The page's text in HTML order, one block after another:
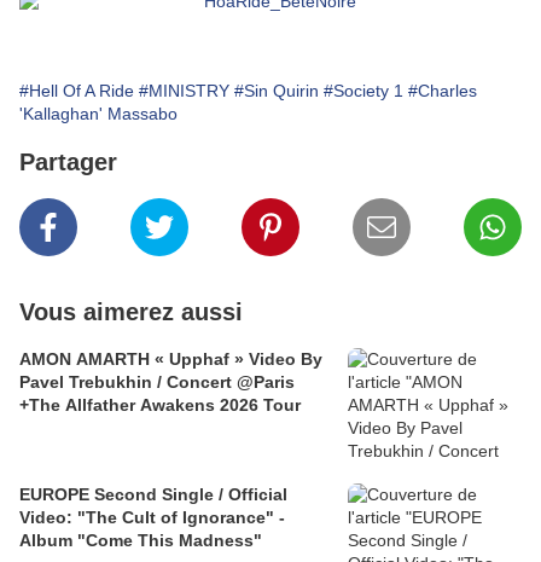
#Hell Of A Ride #MINISTRY #Sin Quirin #Society 1 #Charles
'Kallaghan' Massabo
Partager
Vous aimerez aussi
AMON AMARTH « Upphaf » Video By
Pavel Trebukhin / Concert @Paris
+The Allfather Awakens 2026 Tour
EUROPE Second Single / Official
Video: "The Cult of Ignorance" -
Album "Come This Madness"